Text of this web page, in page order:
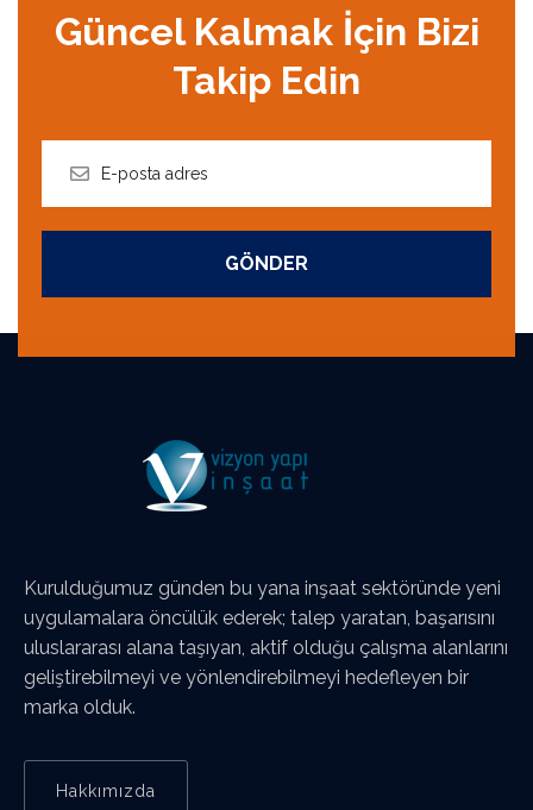
Güncel Kalmak İçin Bizi
Takip Edin
GÖNDER
Kurulduğumuz günden bu yana inşaat sektöründe yeni
uygulamalara öncülük ederek; talep yaratan, başarısını
uluslararası alana taşıyan, aktif olduğu çalışma alanlarını
geliştirebilmeyi ve yönlendirebilmeyi hedefleyen bir
marka olduk.
Hakkımızda